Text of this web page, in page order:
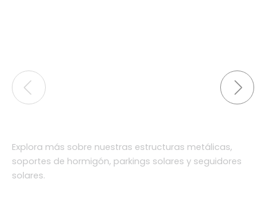
Explora más sobre nuestras estructuras metálicas,
soportes de hormigón, parkings solares y seguidores
solares.